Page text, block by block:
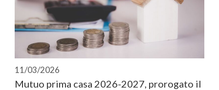
11/03/2026
Mutuo prima casa 2026-2027, prorogato il